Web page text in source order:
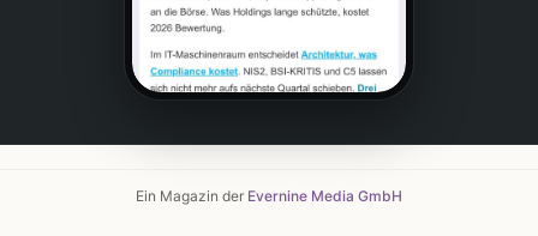
Ein Magazin der Evernine Media GmbH